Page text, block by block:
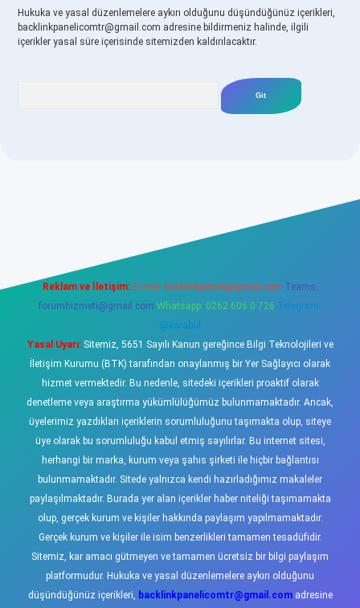
Hukuka ve yasal düzenlemelere aykırı olduğunu düşündüğünüz içerikleri,
backlinkpanelicomtr@gmail.com adresine bildirmeniz halinde, ilgili
içerikler yasal süre içerisinde sitemizden kaldırılacaktır.
Reklam ve İletişim: E-mail: backlinkpaneli@gmail.com Teams:
forumhizmeti@gmail.com Whatsapp: 0262 606 0 726 Telegram:
@karabul
Yasal Uyarı:Sitemiz, 5651 Sayılı Kanun gereğince Bilgi Teknolojileri ve
İletişim Kurumu (BTK) tarafından onaylanmış bir Yer Sağlayıcı olarak
hizmet vermektedir. Bu nedenle, sitedeki içerikleri proaktif olarak
denetleme veya araştırma yükümlülüğümüz bulunmamaktadır. Ancak,
üyelerimiz yazdıkları içeriklerin sorumluluğunu taşımakta olup, siteye
üye olarak bu sorumluluğu kabul etmiş sayılırlar. Bu internet sitesi,
herhangi bir marka, kurum veya şahıs şirketi ile hiçbir bağlantısı
bulunmamaktadır. Sitede yalnızca kendi hazırladığımız makaleler
paylaşılmaktadır. Burada yer alan içerikler haber niteliği taşımamakta
olup, gerçek kurum ve kişiler hakkında paylaşım yapılmamaktadır.
Gerçek kurum ve kişiler ile isim benzerlikleri tamamen tesadüfidir.
Sitemiz, kar amacı gütmeyen ve tamamen ücretsiz bir bilgi paylaşım
platformudur. Hukuka ve yasal düzenlemelere aykırı olduğunu
düşündüğünüz içerikleri, backlinkpanelicomtr@gmail.comadresine